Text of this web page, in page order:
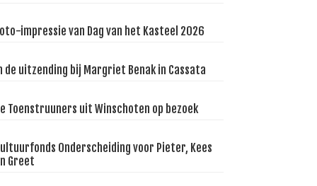
impressie van Dag van het Kasteel 2026
de uitzending bij Margriet Benak in Cassata
Toenstruuners uit Winschoten op bezoek
Onderscheiding voor Pieter, Kees
Greet